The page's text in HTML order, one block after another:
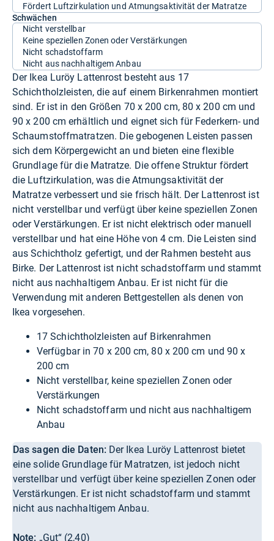
Fördert Luftzirkulation und Atmungsaktivität der Matratze
Schwächen
Nicht verstellbar
Keine speziellen Zonen oder Verstärkungen
Nicht schadstoffarm
Nicht aus nachhaltigem Anbau
Der Ikea Luröy Lattenrost besteht aus 17
Schichtholzleisten, die auf einem Birkenrahmen montiert
sind. Er ist in den Größen 70 x 200 cm, 80 x 200 cm und
90 x 200 cm erhältlich und eignet sich für Federkern- und
Schaumstoffmatratzen. Die gebogenen Leisten passen
sich dem Körpergewicht an und bieten eine flexible
Grundlage für die Matratze. Die offene Struktur fördert
die Luftzirkulation, was die Atmungsaktivität der
Matratze verbessert und sie frisch hält. Der Lattenrost ist
nicht verstellbar und verfügt über keine speziellen Zonen
oder Verstärkungen. Er ist nicht elektrisch oder manuell
verstellbar und hat eine Höhe von 4 cm. Die Leisten sind
aus Schichtholz gefertigt, und der Rahmen besteht aus
Birke. Der Lattenrost ist nicht schadstoffarm und stammt
nicht aus nachhaltigem Anbau. Er ist nicht für die
Verwendung mit anderen Bettgestellen als denen von
Ikea vorgesehen.
17 Schichtholzleisten auf Birkenrahmen
Verfügbar in 70 x 200 cm, 80 x 200 cm und 90 x
200 cm
Nicht verstellbar, keine speziellen Zonen oder
Verstärkungen
Nicht schadstoffarm und nicht aus nachhaltigem
Anbau
Das sagen die Daten: Der Ikea Luröy Lattenrost bietet
eine solide Grundlage für Matratzen, ist jedoch nicht
verstellbar und verfügt über keine speziellen Zonen oder
Verstärkungen. Er ist nicht schadstoffarm und stammt
nicht aus nachhaltigem Anbau.
Note: „Gut“ (2,40)